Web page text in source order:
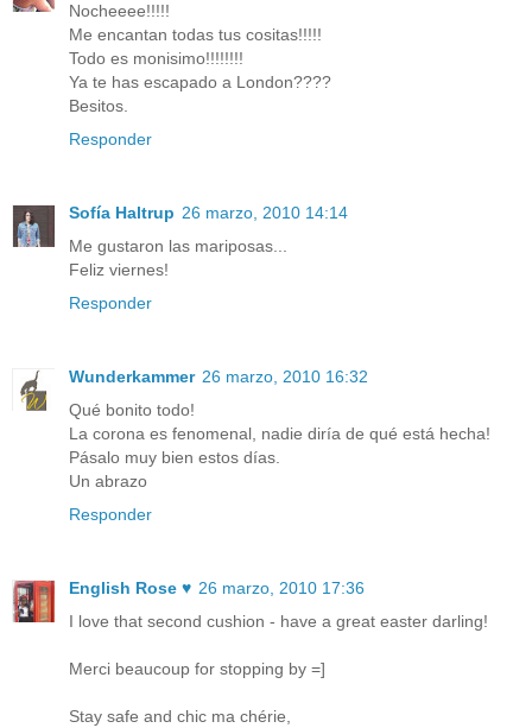
Nocheeee!!!!!
Me encantan todas tus cositas!!!!!
Todo es monisimo!!!!!!!!
Ya te has escapado a London????
Besitos.
Responder
Sofía Haltrup 26 marzo, 2010 14:14
Me gustaron las mariposas...
Feliz viernes!
Responder
Wunderkammer 26 marzo, 2010 16:32
Qué bonito todo!
La corona es fenomenal, nadie diría de qué está hecha!
Pásalo muy bien estos días.
Un abrazo
Responder
English Rose ♥ 26 marzo, 2010 17:36
I love that second cushion - have a great easter darling!
Merci beaucoup for stopping by =]
Stay safe and chic ma chérie,